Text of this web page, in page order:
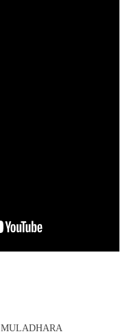
MULADHARA